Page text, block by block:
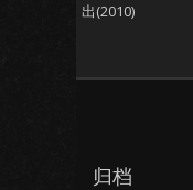
出(2010)
归档